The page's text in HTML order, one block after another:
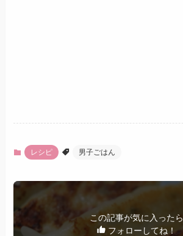
レシピ 男子ごはん
この記事が気に入ったら
フォローしてね！